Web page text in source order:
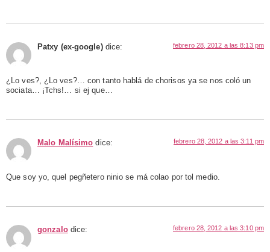
Patxy (ex-google) dice: febrero 28, 2012 a las 8:13 pm
¿Lo ves?, ¿Lo ves?… con tanto hablá de chorisos ya se nos coló un
sociata… ¡Tchs!… si ej que…
Malo Malísimo dice: febrero 28, 2012 a las 3:11 pm
Que soy yo, quel pegñetero ninio se má colao por tol medio.
gonzalo dice: febrero 28, 2012 a las 3:10 pm